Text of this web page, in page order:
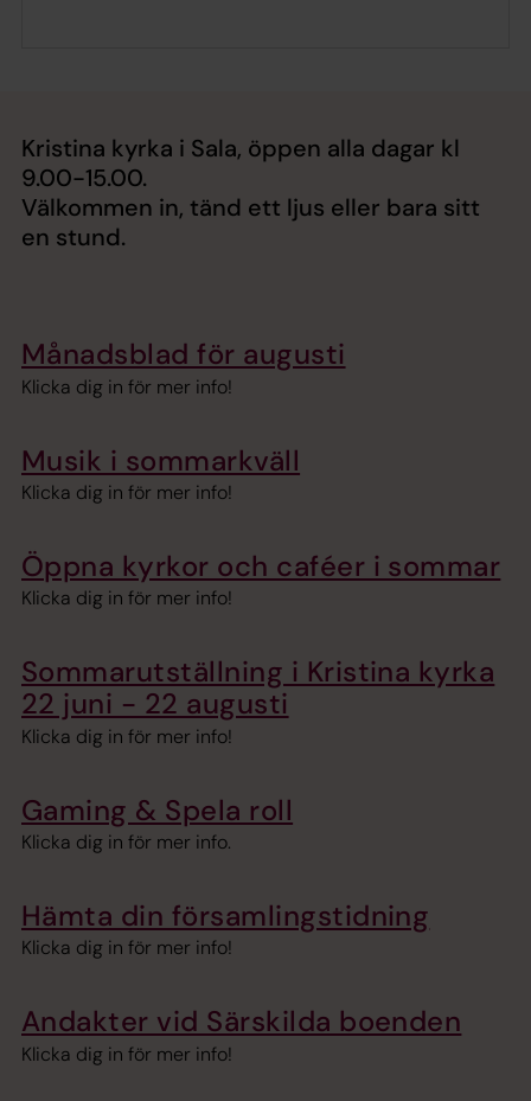
Kristina kyrka i Sala, öppen alla dagar kl
9.00-15.00.
Välkommen in, tänd ett ljus eller bara sitt
en stund.
Månadsblad för augusti
Klicka dig in för mer info!
Musik i sommarkväll
Klicka dig in för mer info!
Öppna kyrkor och caféer i sommar
Klicka dig in för mer info!
Sommarutställning i Kristina kyrka
22 juni - 22 augusti
Klicka dig in för mer info!
Gaming & Spela roll
Klicka dig in för mer info.
Hämta din församlingstidning
Klicka dig in för mer info!
Andakter vid Särskilda boenden
Klicka dig in för mer info!